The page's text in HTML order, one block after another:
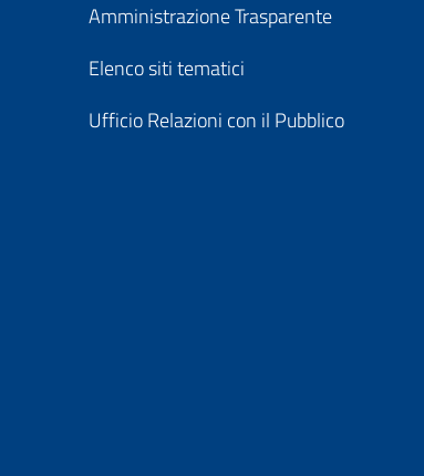
Amministrazione Trasparente
Elenco siti tematici
Ufficio Relazioni con il Pubblico